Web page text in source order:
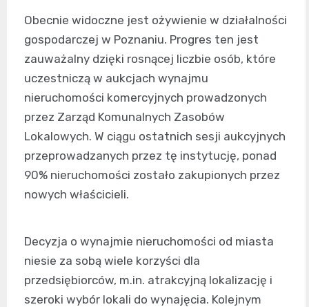
Obecnie widoczne jest ożywienie w działalności
gospodarczej w Poznaniu. Progres ten jest
zauważalny dzięki rosnącej liczbie osób, które
uczestniczą w aukcjach wynajmu
nieruchomości komercyjnych prowadzonych
przez Zarząd Komunalnych Zasobów
Lokalowych. W ciągu ostatnich sesji aukcyjnych
przeprowadzanych przez tę instytucję, ponad
90% nieruchomości zostało zakupionych przez
nowych właścicieli.
Decyzja o wynajmie nieruchomości od miasta
niesie za sobą wiele korzyści dla
przedsiębiorców, m.in. atrakcyjną lokalizację i
szeroki wybór lokali do wynajęcia. Kolejnym